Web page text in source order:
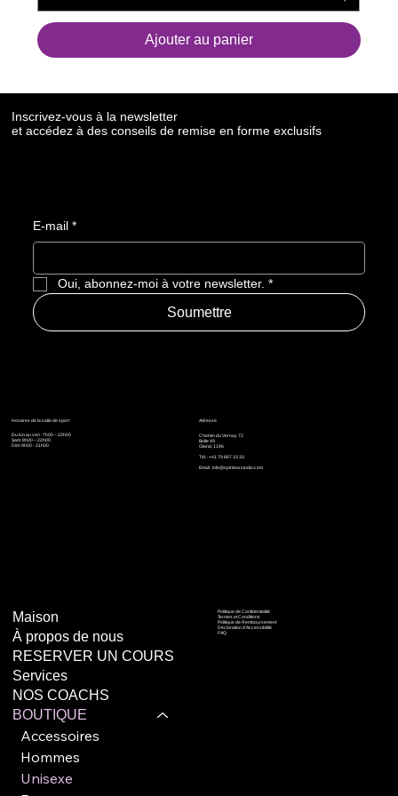
Ajouter au panier
Inscrivez-vous à la newsletter
et accédez à des conseils de remise en forme exclusifs
E-mail *
Oui, abonnez-moi à votre newsletter. *
Soumettre
Adresse
Chemin du Vernay 72
Boîte 49
Gland, 1196
Tél. : +41 79 867 33 33
Email :info@spinboxstudio.com
Horaires de la salle de sport
Du lun au ven : 7h00 – 22h00
Sam: 8h00 – 22h00
Dim: 9h00 - 21h00
Maison
À propos de nous
RESERVER UN COURS
Services
NOS COACHS
BOUTIQUE
Accessoires
Hommes
Unisexe
Politique de Confidentialité
Termes et Conditions
Politique de Remboursement
Déclaration d'Accessibilité
FAQ